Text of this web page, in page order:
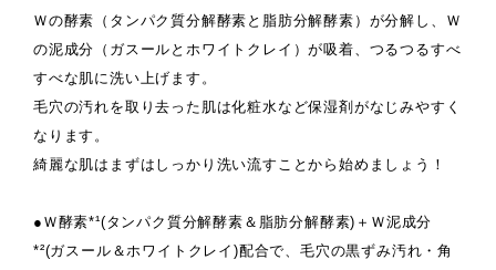
Ｗの酵素（タンパク質分解酵素と脂肪分解酵素）が分解し、Ｗ
の泥成分（ガスールとホワイトクレイ）が吸着、つるつるすべ
すべな肌に洗い上げます。
毛穴の汚れを取り去った肌は化粧水など保湿剤がなじみやすく
なります。
綺麗な肌はまずはしっかり洗い流すことから始めましょう！
●Ｗ酵素*¹(タンパク質分解酵素＆脂肪分解酵素)＋Ｗ泥成分
*²(ガスール＆ホワイトクレイ)配合で、毛穴の黒ずみ汚れ・角